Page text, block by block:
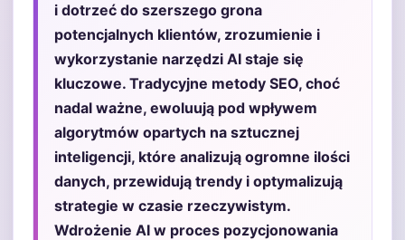
i dotrzeć do szerszego grona
potencjalnych klientów, zrozumienie i
wykorzystanie narzędzi AI staje się
kluczowe. Tradycyjne metody SEO, choć
nadal ważne, ewoluują pod wpływem
algorytmów opartych na sztucznej
inteligencji, które analizują ogromne ilości
danych, przewidują trendy i optymalizują
strategie w czasie rzeczywistym.
Wdrożenie AI w proces pozycjonowania